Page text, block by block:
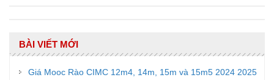
BÀI VIẾT MỚI
Giá Mooc Rào CIMC 12m4, 14m, 15m và 15m5 2024 2025